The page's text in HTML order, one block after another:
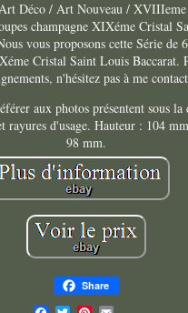
Déco / Art Nouveau /
champagne XIXéme Cristal
vous proposons cette Série de
Cristal Saint Louis Baccarat.
n'hésitez pas à me
aux photos présentent sous la
rayures d'usage. Hauteur : 104
98 mm.
Share